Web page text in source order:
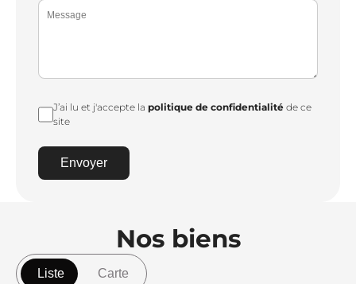
J’ai lu et j'accepte lapolitique de confidentialité de ce
site
Envoyer
Nos biens
Liste Carte